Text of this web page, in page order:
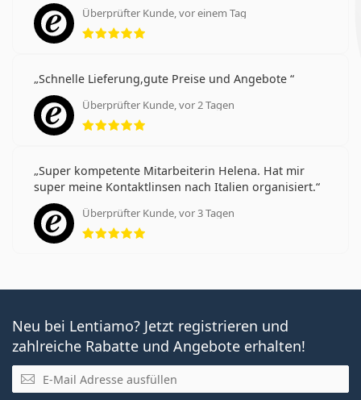
Überprüfter Kunde, vor einem Tag
Bewertung 5 aus 5
Schnelle Lieferung,gute Preise und Angebote
Überprüfter Kunde, vor 2 Tagen
Bewertung 5 aus 5
Super kompetente Mitarbeiterin Helena. Hat mir
super meine Kontaktlinsen nach Italien organisiert.
Überprüfter Kunde, vor 3 Tagen
Bewertung 5 aus 5
Neu bei Lentiamo? Jetzt registrieren und
zahlreiche Rabatte und Angebote erhalten!
E-Mail